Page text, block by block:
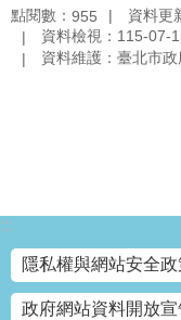
捷
影
視
回
首
頁
點閱數： 955
資料更
資料檢視：115-07-
資料維護：臺北市
:::
隱私權與網站安全政
政府網站資料開放宣